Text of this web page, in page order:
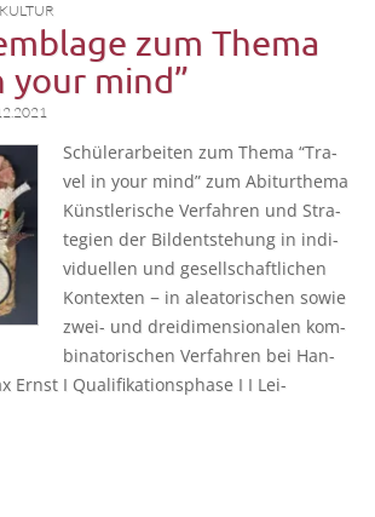
zum Thema
your mind”
Schü­ler­ar­bei­ten zum The­ma “Tra­
vel in your mind” zum Abitur­the­ma
Künst­le­ri­sche Ver­fah­ren und Stra­
te­gien der Bild­ent­ste­hung in indi­
vi­du­el­len und gesell­schaft­li­chen
Kon­tex­ten − in alea­to­ri­schen sowie
zwei- und drei­di­men­sio­na­len kom­
bi­na­to­ri­schen Ver­fah­ren bei Han­
Ernst I Qua­li­fi­ka­ti­ons­pha­se I I Lei­